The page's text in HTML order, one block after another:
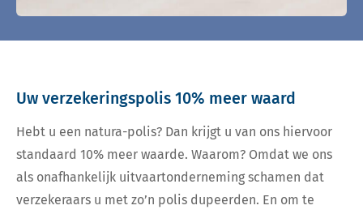
Uw verzekeringspolis 10% meer waard
Hebt u een natura-polis? Dan krijgt u van ons hiervoor
standaard 10% meer waarde. Waarom? Omdat we ons
als onafhankelijk uitvaartonderneming schamen dat
verzekeraars u met zo’n polis dupeerden. En om te